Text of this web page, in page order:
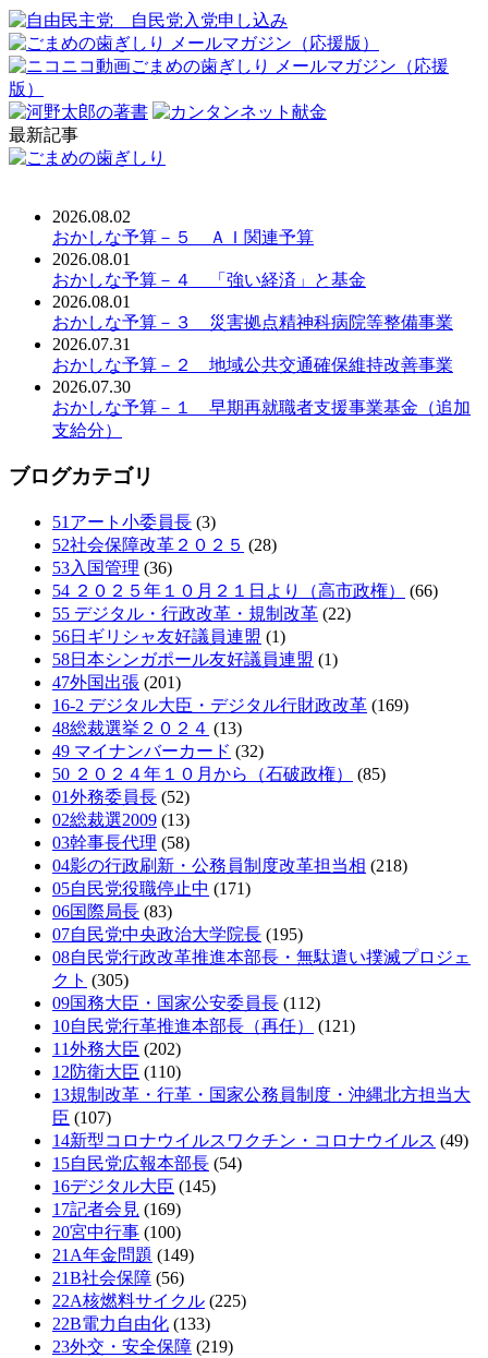
最新記事
2026.08.02
おかしな予算－５ ＡＩ関連予算
2026.08.01
おかしな予算－４ 「強い経済」と基金
2026.08.01
おかしな予算－３ 災害拠点精神科病院等整備事業
2026.07.31
おかしな予算－２ 地域公共交通確保維持改善事業
2026.07.30
おかしな予算－１ 早期再就職者支援事業基金（追加
支給分）
ブログカテゴリ
51アート小委員長 (3)
52社会保障改革２０２５ (28)
53入国管理 (36)
54 ２０２５年１０月２１日より（高市政権）
(66)
55 デジタル・行政改革・規制改革 (22)
56日ギリシャ友好議員連盟 (1)
58日本シンガポール友好議員連盟 (1)
47外国出張 (201)
16-2 デジタル大臣・デジタル行財政改革 (169)
48総裁選挙２０２４ (13)
49 マイナンバーカード (32)
50 ２０２４年１０月から（石破政権）
(85)
01外務委員長 (52)
02総裁選2009 (13)
03幹事長代理 (58)
04影の行政刷新・公務員制度改革担当相 (218)
05自民党役職停止中 (171)
06国際局長 (83)
07自民党中央政治大学院長 (195)
08自民党行政改革推進本部長・無駄遣い撲滅プロジェ
クト (305)
09国務大臣・国家公安委員長 (112)
10自民党行革推進本部長（再任）
(121)
11外務大臣 (202)
12防衛大臣 (110)
13規制改革・行革・国家公務員制度・沖縄北方担当大
臣 (107)
14新型コロナウイルスワクチン・コロナウイルス (49)
15自民党広報本部長 (54)
16デジタル大臣 (145)
17記者会見 (169)
20宮中行事 (100)
21A年金問題 (149)
21B社会保障 (56)
22A核燃料サイクル (225)
22B電力自由化 (133)
23外交・安全保障 (219)